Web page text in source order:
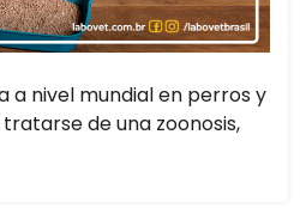
a nivel mundial en perros y
de una zoonosis,